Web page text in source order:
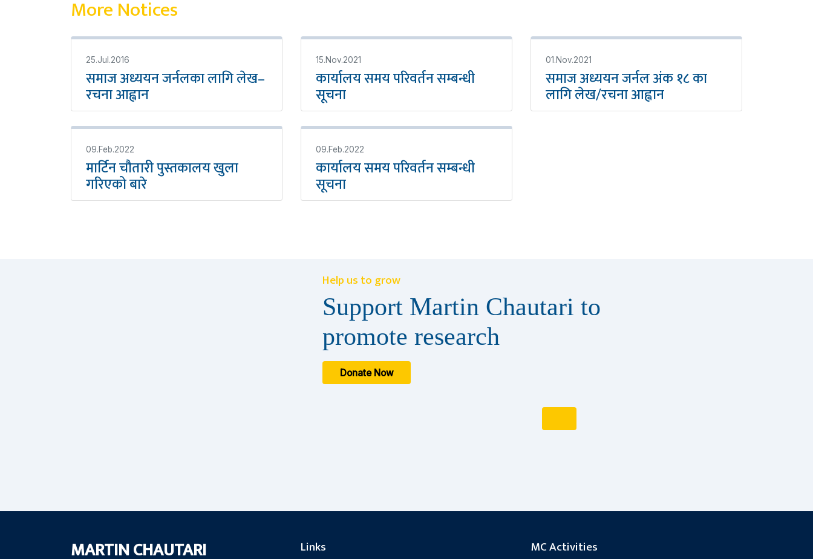
More Notices
25.Jul.2016
समाज अध्ययन जर्नलका लागि लेख–
रचना आह्वान
15.Nov.2021
कार्यालय समय परिवर्तन सम्बन्धी
सूचना
01.Nov.2021
समाज अध्ययन जर्नल अंक १८ का
लागि लेख/रचना आह्वान
09.Feb.2022
मार्टिन चौतारी पुस्तकालय खुला
गरिएको बारे
09.Feb.2022
कार्यालय समय परिवर्तन सम्बन्धी
सूचना
Help us to grow
Support Martin Chautari to
promote research
Donate Now
MARTIN CHAUTARI Links MC Activities